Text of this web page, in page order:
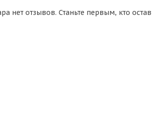
нет отзывов. Станьте первым, кто